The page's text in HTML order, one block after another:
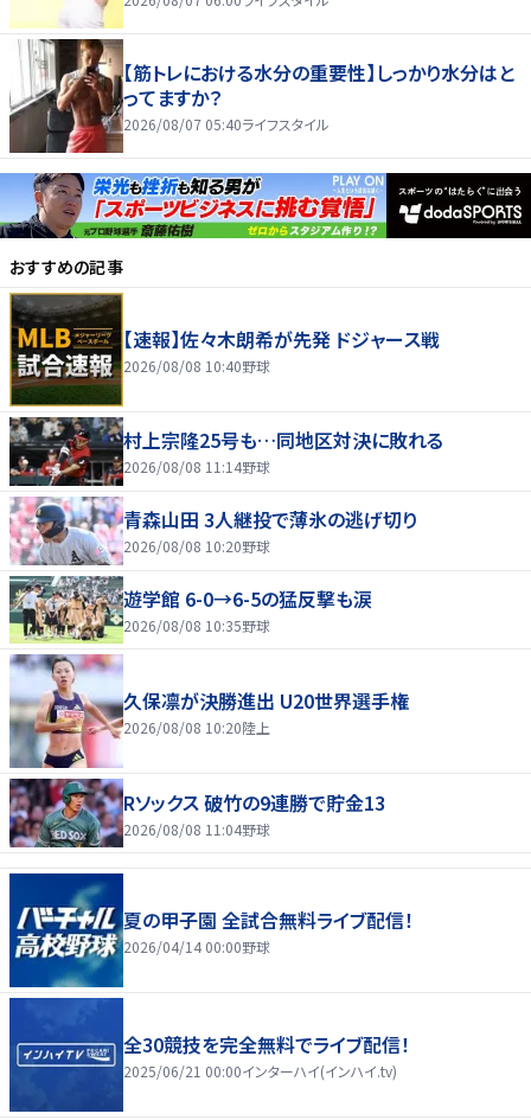
【筋トレにおける水分の重要性】しっかり水分はと
ってますか？
2026/08/07 05:40ライフスタイル
おすすめの記事
【速報】佐々木朗希が先発 ドジャース戦
2026/08/08 10:40野球
村上宗隆25号も…同地区対決に敗れる
2026/08/08 11:14野球
青森山田 3人継投で薄氷の逃げ切り
2026/08/08 10:20野球
遊学館 6-0→6-5の猛反撃も涙
2026/08/08 10:35野球
久保凛が決勝進出 U20世界選手権
2026/08/08 10:20陸上
Rソックス 破竹の9連勝で貯金13
2026/08/08 11:04野球
夏の甲子園 全試合無料ライブ配信！
2026/04/14 00:00野球
全30競技を完全無料でライブ配信！
2025/06/21 00:00インターハイ(インハイ.tv)